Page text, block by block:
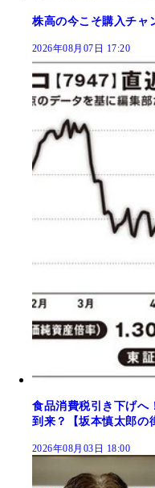
株高の今こそ購入チャ
2026年08月07日 17:20
食品消費税引き下げへ
到来？【坂本慎太郎の
2026年08月03日 18:00